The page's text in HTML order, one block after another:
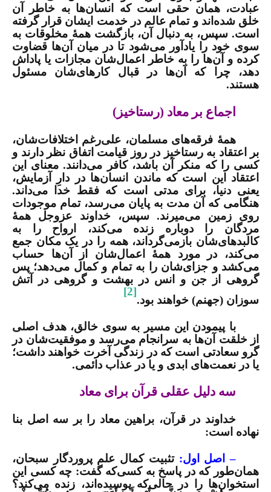
عبادت، همان حقی است که انسان‌ها به خاطر آن
خلق شده‌اند و تمام عالم در خدمت ایشان قرار گرفته
است. سپس، به دنبال آن، بازگشت همۀ مخلوقات به
سوی خود را یادآور می‌شود تا در میان آن‌ها قضاوت
کرده و آن‌ها را به خاطر اعمال‌شان مجازات یا پاداش
دهد، چرا که آن‌ها در قبال کارهای‌شان مسئول
هستند.
اجماع بر معاد (رستاخیز)
همۀ فرقه‌های مسلمان، علی‌رغم اختلافات‌شان،
بر اعتقاد به رستاخیز در روز قیامت اتفاق نظر دارند و
کسی را که منکر آن باشد، کافر می‌دانند. معنای این
اعتقاد این است که ماندن انسان‌ها در دارِ آزمایش،
یعنی دنیا، برای مدتی است که فقط خدا می‌داند.
هنگامی که آن مدت به پایان می‌رسد، تمام موجودات
روی زمین می‌میرند. سپس، خداوند عزوجل همۀ
مردگان را دوباره زنده می‌کند، ارواح را به
کالبدهای‌شان بازمی‌گرداند، همه را در یک مکان جمع
می‌کند، در مورد همۀ اعمال‌شان از آن‌ها حساب
می‌کشد و جزای‌شان را به تمام و کمال می‌دهد؛ پس
گروهی از جن و انس در بهشت و گروهی در آتش
سوزان (جهنم) خواهند بود.
[2]
با پیمودن این مسیر به سوی خالق، هدف اصلی
از خلقت آن‌ها به سرانجام می‌رسد و موفقیت‌شان در
گرو سعادتی است که در زندگی آخرت خواهند داشت؛
یا در نعمت‌های ابدی و یا در عذاب دائمی.
سه دلیل عقلی قرآن برای معاد
خداوند در قرآن، براهین معاد را بر سه اصل بنا
نهاده است:
– اصل اول: تثبیت کمال علم پروردگار سبحان،
همان‌طور که در پاسخ به کسی‌که گفت: چه کسی این
استخوان‌ها را در حالی‌که پوسیده‌اند، زنده می‌کند؟